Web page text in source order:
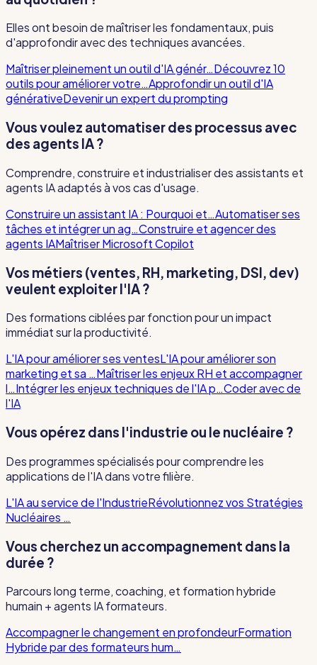
Elles ont besoin de maîtriser les fondamentaux, puis
d'approfondir avec des techniques avancées.
Maîtriser pleinement un outil d'IA génér…Découvrez 10
outils pour améliorer votre…Approfondir un outil d'IA
générativeDevenir un expert du prompting
Vous voulez automatiser des processus avec
des agents IA ?
Comprendre, construire et industrialiser des assistants et
agents IA adaptés à vos cas d'usage.
Construire un assistant IA : Pourquoi et…Automatiser ses
tâches et intégrer un ag…Construire et agencer des
agents IAMaîtriser Microsoft Copilot
Vos métiers (ventes, RH, marketing, DSI, dev)
veulent exploiter l'IA ?
Des formations ciblées par fonction pour un impact
immédiat sur la productivité.
L'IA pour améliorer ses ventesL'IA pour améliorer son
marketing et sa …Maîtriser les enjeux RH et accompagner
l…Intégrer les enjeux techniques de l'IA p…Coder avec de
l'IA
Vous opérez dans l'industrie ou le nucléaire ?
Des programmes spécialisés pour comprendre les
applications de l'IA dans votre filière.
L'IA au service de l'IndustrieRévolutionnez vos Stratégies
Nucléaires …
Vous cherchez un accompagnement dans la
durée ?
Parcours long terme, coaching, et formation hybride
humain + agents IA formateurs.
Accompagner le changement en profondeurFormation
Hybride par des formateurs hum…